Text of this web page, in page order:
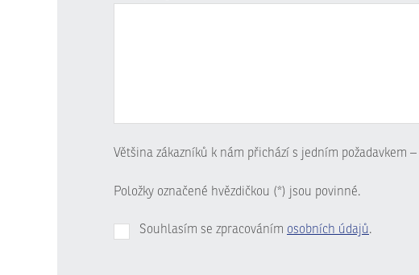
Většina zákazníků k nám přichází s jedním
Položky označené hvězdičkou (*) jsou povinné.
Souhlasím se zpracováním osobních údajů.